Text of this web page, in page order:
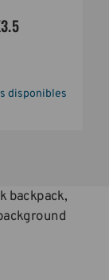
disponibles